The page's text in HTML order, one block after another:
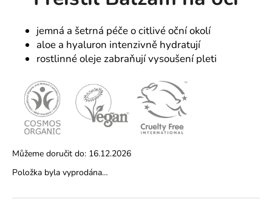
hvězdiček.
jemná a šetrná péče o citlivé oční okolí
aloe a hyaluron intenzivně hydratují
rostlinné oleje zabraňují vysoušení pleti
Můžeme doručit do: 16.12.2026
Položka byla vyprodána…
D